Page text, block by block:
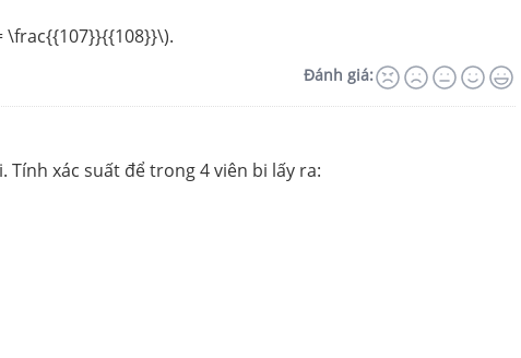
\frac{{107}}{{108}}\).
Đánh giá:
xác suất để trong 4 viên bi lấy ra: